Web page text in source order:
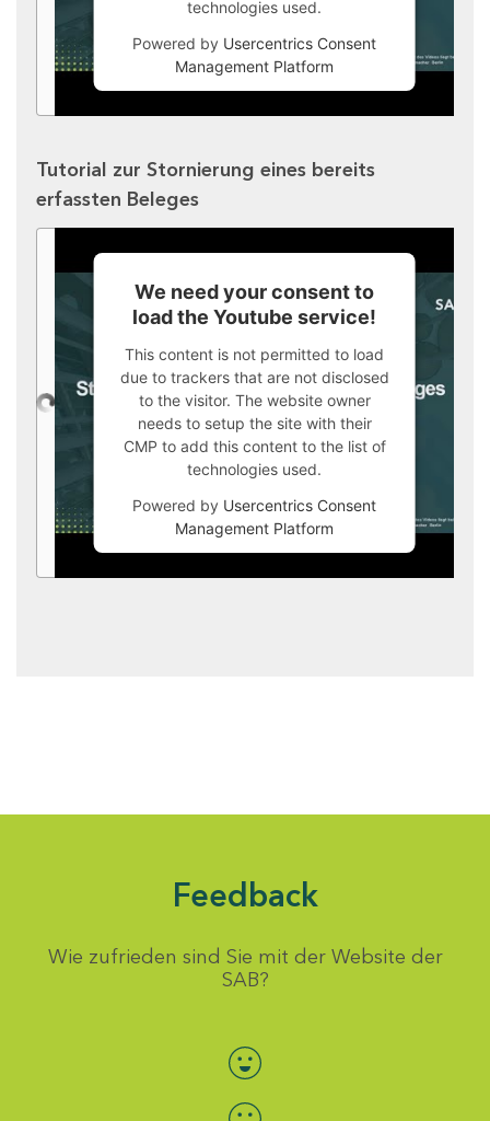
technologies used.
Powered by Usercentrics Consent
Management Platform
Tutorial zur Stornierung eines bereits
erfassten Beleges
We need your consent to
load the Youtube service!
This content is not permitted to load
due to trackers that are not disclosed
to the visitor. The website owner
needs to setup the site with their
CMP to add this content to the list of
technologies used.
Powered by Usercentrics Consent
Management Platform
Feedback
Wie zufrieden sind Sie mit der Website der
SAB?
Bewertung auswählen